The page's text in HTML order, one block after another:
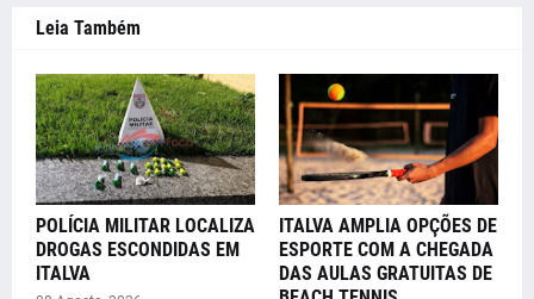
Leia Também
POLÍCIA MILITAR LOCALIZA
DROGAS ESCONDIDAS EM
ITALVA
ITALVA AMPLIA OPÇÕES DE
ESPORTE COM A CHEGADA
DAS AULAS GRATUITAS DE